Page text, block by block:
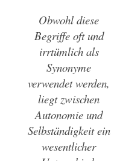
Obwohl diese
Begriffe oft und
irrtümlich als
Synonyme
verwendet werden,
liegt zwischen
Autonomie und
Selbständigkeit ein
wesentlicher